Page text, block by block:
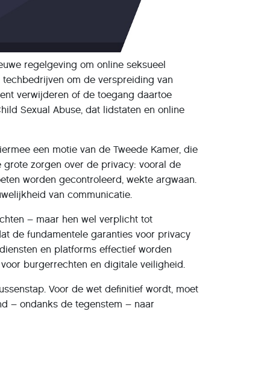
regelgeving om online seksueel
om de verspreiding van
verwijderen of de toegang daartoe
Sexual Abuse, dat lidstaten en online
een motie van de Tweede Kamer, die
zorgen over de privacy: vooral de
worden gecontroleerd, wekte argwaan.
van communicatie.
– maar hen wel verplicht tot
de fundamentele garanties voor privacy
en platforms effectief worden
burgerrechten en digitale veiligheid.
Voor de wet definitief wordt, moet
– ondanks de tegenstem – naar